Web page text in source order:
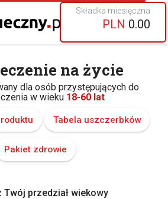
Składka miesięczna
PLN 0.00
na życie
dla osób przystępujących do
w wieku 18-60 lat
Tabela uszczerbków
Pakiet zdrowie
Twój przedział wiekowy